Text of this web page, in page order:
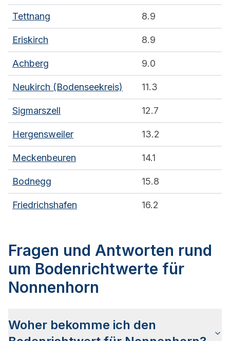
Tettnang 8.9
Eriskirch 8.9
Achberg 9.0
Neukirch (Bodenseekreis) 11.3
Sigmarszell 12.7
Hergensweiler 13.2
Meckenbeuren 14.1
Bodnegg 15.8
Friedrichshafen 16.2
Fragen und Antworten rund
um Bodenrichtwerte für
Nonnenhorn
Woher bekomme ich den